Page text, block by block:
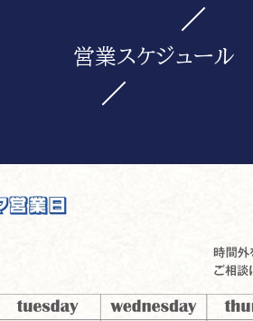
営業スケジュール